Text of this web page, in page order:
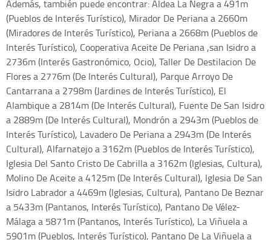
Además, también puede encontrar: Aldea La Negra a 491m
(Pueblos de Interés Turístico), Mirador De Periana a 2660m
(Miradores de Interés Turístico), Periana a 2668m (Pueblos de
Interés Turístico), Cooperativa Aceite De Periana ,san Isidro a
2736m (Interés Gastronómico, Ocio), Taller De Destilacion De
Flores a 2776m (De Interés Cultural), Parque Arroyo De
Cantarrana a 2798m (Jardines de Interés Turístico), El
Alambique a 2814m (De Interés Cultural), Fuente De San Isidro
a 2889m (De Interés Cultural), Mondrón a 2943m (Pueblos de
Interés Turístico), Lavadero De Periana a 2943m (De Interés
Cultural), Alfarnatejo a 3162m (Pueblos de Interés Turístico),
Iglesia Del Santo Cristo De Cabrilla a 3162m (Iglesias, Cultura),
Molino De Aceite a 4125m (De Interés Cultural), Iglesia De San
Isidro Labrador a 4469m (Iglesias, Cultura), Pantano De Beznar
a 5433m (Pantanos, Interés Turístico), Pantano De Vélez-
Málaga a 5871m (Pantanos, Interés Turístico), La Viñuela a
5901m (Pueblos, Interés Turístico), Pantano De La Viñuela a